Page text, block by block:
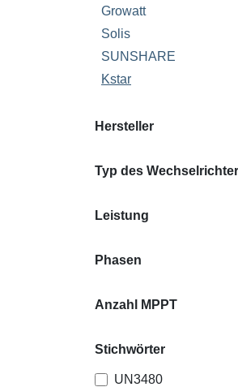
Growatt
Solis
SUNSHARE
Kstar
Hersteller
Typ des
Leistung
Phasen
Anzahl MPPT
Stichwörter
UN3480